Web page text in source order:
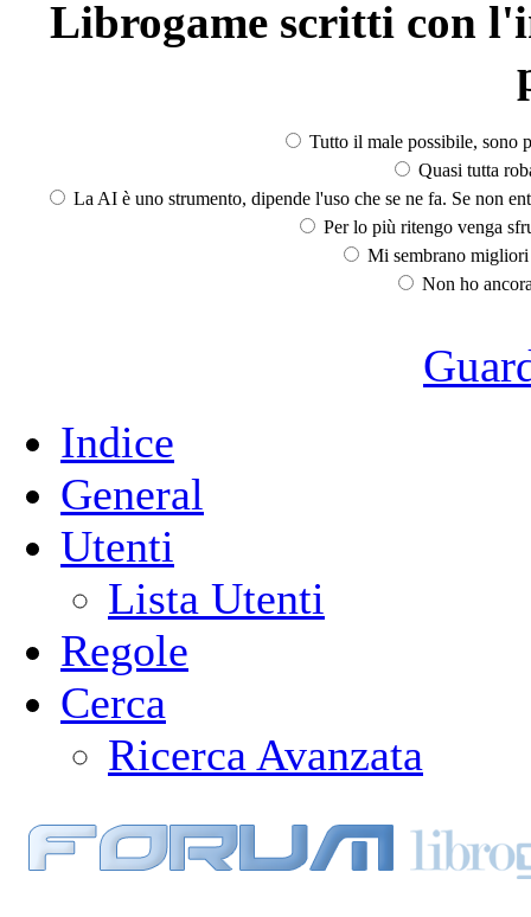
Librogame scritti con
Tutto il male possibile, sono
Quasi tutta
La AI è uno strumento, dipende l'uso che se ne fa. Se non
Per lo più ritengo venga
Mi sembrano
Non ho
Indice
General
Utenti
Lista Utenti
Regole
Cerca
Ricerca Avanzata